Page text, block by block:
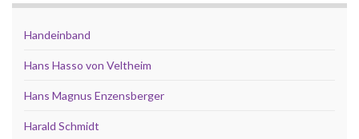
Handeinband
Hans Hasso von Veltheim
Hans Magnus Enzensberger
Harald Schmidt